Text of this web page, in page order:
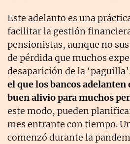
Este adelanto es una
facilitar la gestión
pensionistas, aunque no
de pérdida que muchos
desaparición de la
el que los bancos
buen alivio para muchos
este modo, pueden
mes entrante con tiempo.
comenzó durante la